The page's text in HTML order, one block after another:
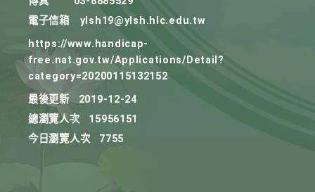
電子信箱
ylsh19@ylsh.hlc.edu.tw
https://www.handicap-
free.nat.gov.tw/Applications/Detail?
category=20200115132152
最後更新
2019-12-24
總瀏覽人次
15956151
今日瀏覽人次
7755